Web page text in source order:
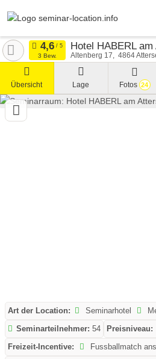
Hotel HABERL
Altenberg 17 4864
3 Bew.
Übersicht Lage Fotos 24
Art der Location: Seminarhotel
Seminarteilnehmer: 54 Preisniveau:
Freizeit-Incentive:
Fussballmatch